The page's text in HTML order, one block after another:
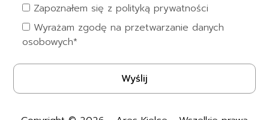
Zapoznałem się z polityką prywatności
Wyrażam zgodę na przetwarzanie danych
osobowych*